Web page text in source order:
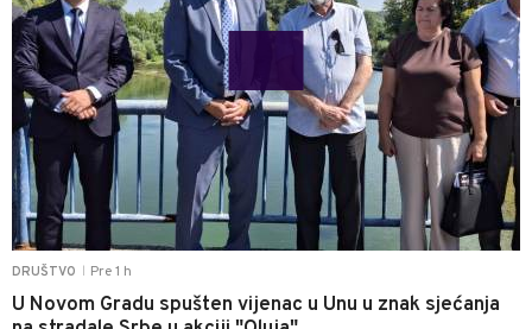
DRUŠTVO Pre 1 h
U Novom Gradu spušten vijenac u Unu u znak sjećanja